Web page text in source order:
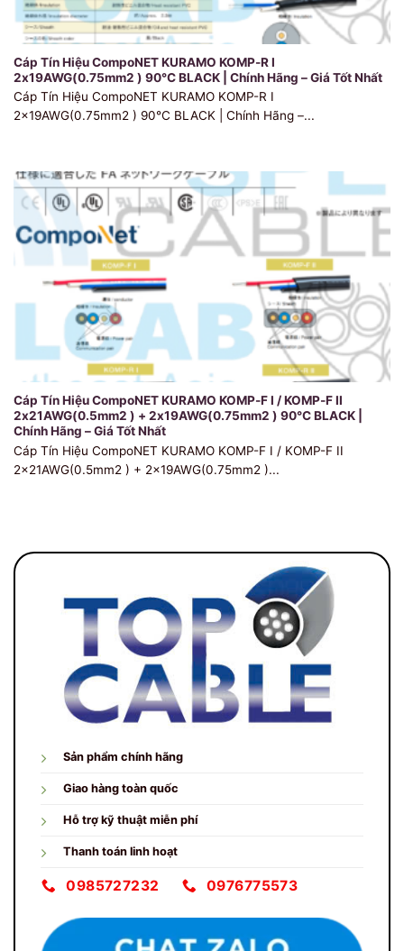
Sản phẩm chính hãng
Giao hàng toàn quốc
Hỗ trợ kỹ thuật miễn phí
Thanh toán linh hoạt
0985727232 0976775573
Cáp Tín Hiệu CompoNET KURAMO KOMP-R I
2x19AWG(0.75mm2 ) 90℃ BLACK | Chính Hãng – Giá Tốt Nhất
Cáp Tín Hiệu CompoNET KURAMO KOMP-R I
2x19AWG(0.75mm2 ) 90℃ BLACK | Chính Hãng –...
Cáp Tín Hiệu CompoNET KURAMO KOMP-F I / KOMP-F II
2x21AWG(0.5mm2 ) + 2x19AWG(0.75mm2 ) 90℃ BLACK |
Chính Hãng – Giá Tốt Nhất
Cáp Tín Hiệu CompoNET KURAMO KOMP-F I / KOMP-F II
2x21AWG(0.5mm2 ) + 2x19AWG(0.75mm2 )...